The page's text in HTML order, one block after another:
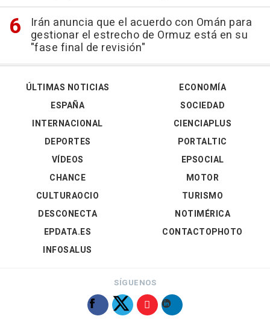
Irán anuncia que el acuerdo con Omán para
gestionar el estrecho de Ormuz está en su
"fase final de revisión"
ÚLTIMAS NOTICIAS
ESPAÑA
INTERNACIONAL
DEPORTES
VÍDEOS
ECONOMÍA
SOCIEDAD
CIENCIAPLUS
PORTALTIC
EPSOCIAL
CHANCE
CULTURAOCIO
DESCONECTA
EPDATA.ES
INFOSALUS
MOTOR
TURISMO
NOTIMÉRICA
CONTACTOPHOTO
SÍGUENOS